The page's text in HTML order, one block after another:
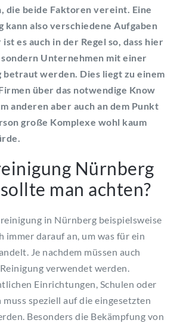
die beide Faktoren vereint. Eine
kann also verschiedene Aufgaben
es auch in der Regel so, dass hier
Unternehmen mit einer
betraut werden. Dies liegt zu einem
über das notwendige Know
anderen aber auch an dem Punkt
große Komplexe wohl kaum
Nürnberg
man achten?
in Nürnberg beispielsweise
immer darauf an, um was für ein
Je nachdem müssen auch
verwendet werden.
Einrichtungen, Schulen oder
speziell auf die eingesetzten
Besonders die Bekämpfung von